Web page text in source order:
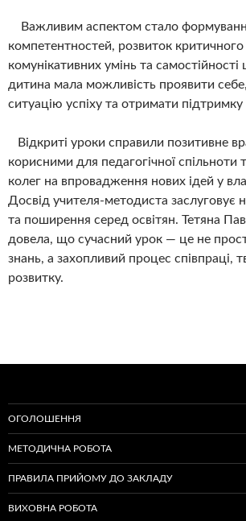
Важливим аспектом стало
компетентностей, розвиток
комунікативних умінь та
дитина мала можливість проявити
ситуацію успіху та отримати підтримку
Відкриті уроки справили позитивне
корисними для педагогічної спільноти
колег на впровадження нових ідей у
Досвід учителя-методиста заслуговує
та поширення серед освітян. Тетяна
довела, що сучасний урок — це не
знань, а захопливий процес співпраці,
розвитку.
ОГОЛОШЕННЯ
МЕТОДИЧНА РОБОТА
ПРАВИЛА ПРИЙОМУ ДО ЗАКЛАДУ
ВИХОВНА РОБОТА